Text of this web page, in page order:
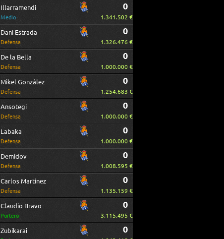
Illarramendi
Medio
0
1.341.502 €
Dani Estrada
Defensa
0
1.326.476 €
De la Bella
Defensa
0
1.000.000 €
Mikel González
Defensa
0
1.254.683 €
Ansotegi
Defensa
0
1.000.000 €
Labaka
Defensa
0
1.000.000 €
Demidov
Defensa
0
1.008.595 €
Carlos Martínez
Defensa
0
1.135.159 €
Claudio Bravo
Portero
0
3.115.495 €
Zubikarai 0